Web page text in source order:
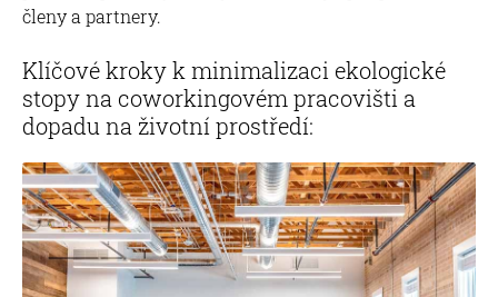
členy a partnery.
Klíčové kroky k minimalizaci ekologické
stopy na coworkingovém pracovišti a
dopadu na životní prostředí: